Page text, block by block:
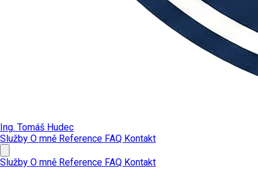
Ing. Tomáš Hudec
Služby O mně Reference FAQ Kontakt
Služby O mně Reference FAQ Kontakt